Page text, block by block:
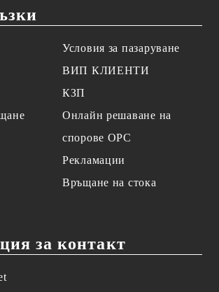
Условия за пазаруване
ВИП КЛИЕНТИ
КЗП
Онлайн решаване на
спорове OPC
Рекламации
Връщане на стока
за контакт